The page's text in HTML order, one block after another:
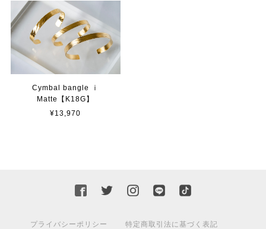
Cymbal bangle ⅰ
Matte【K18G】
¥13,970
プライバシーポリシー 特定商取引法に基づく表記